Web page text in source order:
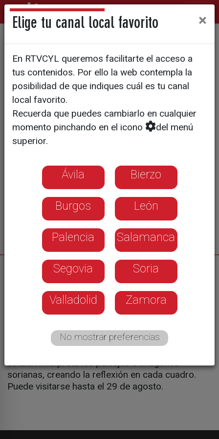
'Hecho en Soria', de Fernando
Mastretta, inunda la
Audiencia
01/07/2026
El Palacio de la Audiencia acoge la exposición
'Hecho en Soria'. Fernando Mastretta, de la mano
de la Fundación Duques de Soria, reúne en la
muestra sus obras inspiradas en la provincia
entre 2003 y 2007. Desde el municipio de Jubera,
catalán interpreta los paisajes e imágenes
sorianas, creando la reflexión en cada cuadro.
Puede visitarse hasta el 29 de agosto.
Elige tu canal local favorito ×
En RTVCYL queremos facilitarte el acceso a
tus contenidos. Por ello la web contempla la
posibilidad de que indiques cuál es tu canal
local favorito.
Recuerda que puedes cambiarlo en cualquier
momento pinchando en el icono
del menú
superior.
Ávila Bierzo
Burgos León
Palencia Salamanca
Segovia Soria
Valladolid Zamora
No mostrar preferencias